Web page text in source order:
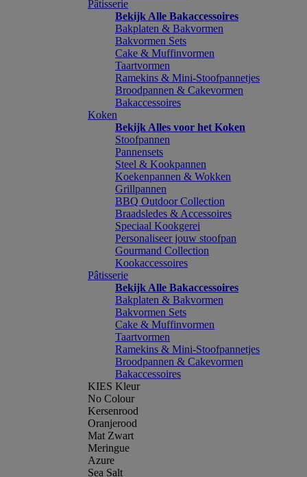
Pâtisserie
Bekijk Alle Bakaccessoires
Bakplaten & Bakvormen
Bakvormen Sets
Cake & Muffinvormen
Taartvormen
Ramekins & Mini-Stoofpannetjes
Broodpannen & Cakevormen
Bakaccessoires
Koken
Bekijk Alles voor het Koken
Stoofpannen
Pannensets
Steel & Kookpannen
Koekenpannen & Wokken
Grillpannen
BBQ Outdoor Collection
Braadsledes & Accessoires
Speciaal Kookgerei
Personaliseer jouw stoofpan
Gourmand Collection
Kookaccessoires
Pâtisserie
Bekijk Alle Bakaccessoires
Bakplaten & Bakvormen
Bakvormen Sets
Cake & Muffinvormen
Taartvormen
Ramekins & Mini-Stoofpannetjes
Broodpannen & Cakevormen
Bakaccessoires
KIES Kleur
No Colour
Kersenrood
Oranjerood
Mat Zwart
Meringue
Azure
Sea Salt